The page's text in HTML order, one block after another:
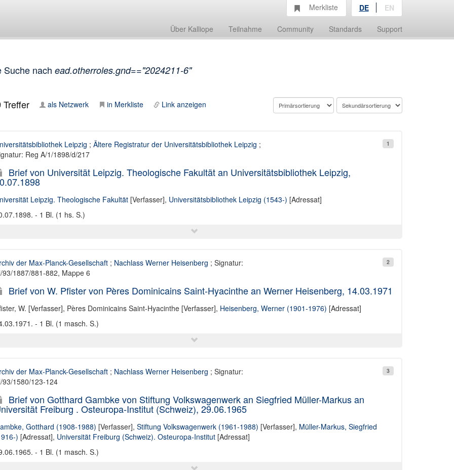
Über Kalliope Teilnahme Community Standards Support
Merkliste DE EN
Suche nach ead.otherroles.gnd=="2024211-6"
Treffer als Netzwerk in Merkliste Link anzeigen
1
Leipzig ; Ältere Registratur der Universitätsbibliothek Leipzig ;
Reg A/1/1898/d/217
Brief von Universität Leipzig. Theologische Fakultät an Universitätsbibliothek Leipzig,
Leipzig. Theologische Fakultät[Verfasser], Universitätsbibliothek Leipzig (1543-) [Adressat]
- 1 Bl. (1 hs. S.)
2
der Max-Planck-Gesellschaft; Nachlass Werner Heisenberg ; Signatur:
93/1887/881-882, Mappe 6
Brief von W. Pfister von Pères Dominicains Saint-Hyacinthe an Werner Heisenberg, 14.03.1971
W. [Verfasser], Pères Dominicains Saint-Hyacinthe [Verfasser], Heisenberg, Werner (1901-1976) [Adressat]
- 1 Bl. (1 masch. S.)
3
der Max-Planck-Gesellschaft; Nachlass Werner Heisenberg ; Signatur:
93/1580/123-124
Brief von Gotthard Gambke von Stiftung Volkswagenwerk an Siegfried Müller-Markus an
Freiburg . Osteuropa-Institut (Schweiz), 29.06.1965
Gotthard (1908-1988) [Verfasser], Stiftung Volkswagenwerk (1961-1988) [Verfasser], Müller-Markus, Siegfried
) [Adressat], Universität Freiburg (Schweiz). Osteuropa-Institut[Adressat]
- 1 Bl. (1 masch. S.)